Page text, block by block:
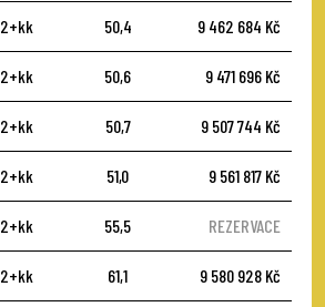
2+kk 50,4 9 462 684 Kč
2+kk 50,6 9 471 696 Kč
2+kk 50,7 9 507 744 Kč
2+kk 51,0 9 561 817 Kč
2+kk 55,5 REZERVACE
2+kk 61,1 9 580 928 Kč